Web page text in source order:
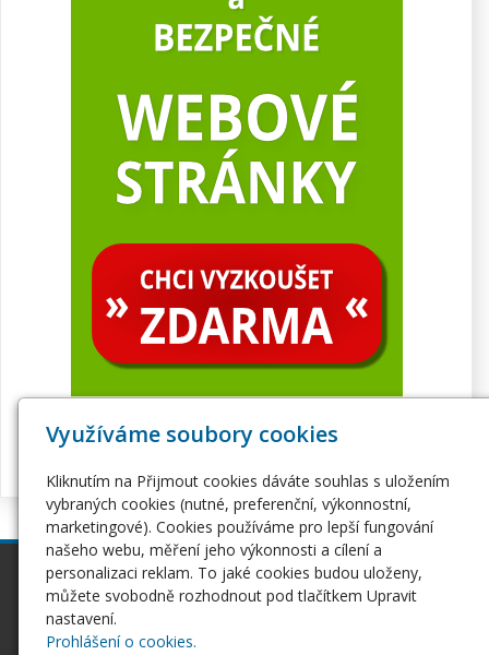
inPage
Webové stránky
Pro začátečníky
Seznámení s inPage
Webhosting
Hosting
Využíváme soubory cookies
Kliknutím na Přijmout cookies dáváte souhlas s uložením
vybraných cookies (nutné, preferenční, výkonnostní,
marketingové). Cookies používáme pro lepší fungování
našeho webu, měření jeho výkonnosti a cílení a
personalizaci reklam. To jaké cookies budou uloženy,
můžete svobodně rozhodnout pod tlačítkem Upravit
nastavení.
Prohlášení o cookies.